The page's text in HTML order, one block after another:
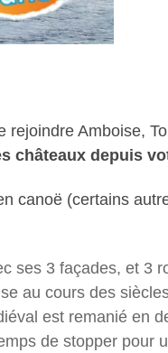
rejoindre Amboise,
châteaux depuis
canoë (certains
ses 3 façades, et 3
au cours des
est remanié en
de stopper pour